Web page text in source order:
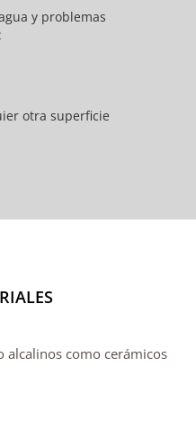
y problemas
otra superficie
alcalinos como cerámicos